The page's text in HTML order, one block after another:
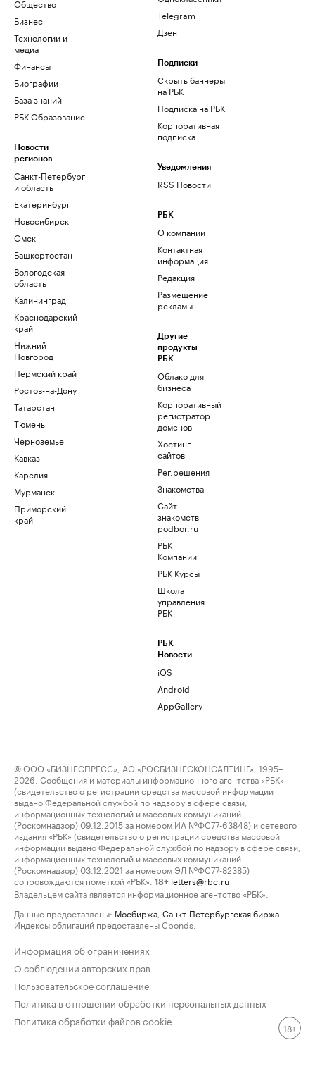
Общество
Бизнес
Технологии и
медиа
Финансы
Биографии
База знаний
РБК Образование
Новости
регионов
Санкт-Петербург
и область
Екатеринбург
Новосибирск
Омск
Башкортостан
Вологодская
область
Калининград
Краснодарский
край
Нижний
Новгород
Пермский край
Ростов-на-Дону
Татарстан
Тюмень
Черноземье
Кавказ
Карелия
Мурманск
Приморский
край
Telegram
Дзен
Подписки
Скрыть баннеры
на РБК
Подписка на РБК
Корпоративная
подписка
Уведомления
RSS Новости
РБК
О компании
Контактная
информация
Редакция
Размещение
рекламы
Другие
продукты
РБК
Облако для
бизнеса
Корпоративный
регистратор
доменов
Хостинг
сайтов
Рег.решения
Знакомства
Сайт
знакомств
podbor.ru
РБК
Компании
РБК Курсы
Школа
управления
РБК
РБК
Новости
iOS
Android
AppGallery
© ООО «БИЗНЕСПРЕСС», АО «РОСБИЗНЕСКОНСАЛТИНГ», 1995–
2026. Сообщения и материалы информационного агентства «РБК»
(свидетельство о регистрации средства массовой информации
выдано Федеральной службой по надзору в сфере связи,
информационных технологий и массовых коммуникаций
(Роскомнадзор) 09.12.2015 за номером ИА №ФС77-63848) и сетевого
издания «РБК» (свидетельство о регистрации средства массовой
информации выдано Федеральной службой по надзору в сфере связи,
информационных технологий и массовых коммуникаций
(Роскомнадзор) 03.12.2021 за номером ЭЛ №ФС77-82385)
сопровождаются пометкой «РБК».
18+ letters@rbc.ru
Владельцем сайта является информационное агентство «РБК».
Данные предоставлены: Мосбиржа Санкт-Петербургская биржа
Индексы облигаций предоставлены Cbonds.
Информация об ограничениях
О соблюдении авторских прав
Пользовательское соглашение
Политика в отношении обработки персональных данных
Политика обработки файлов cookie
18+